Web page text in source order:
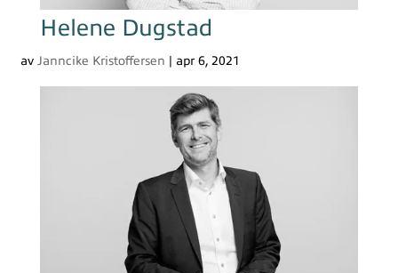
Helene Dugstad
av Janncike Kristoffersen apr 6, 2021